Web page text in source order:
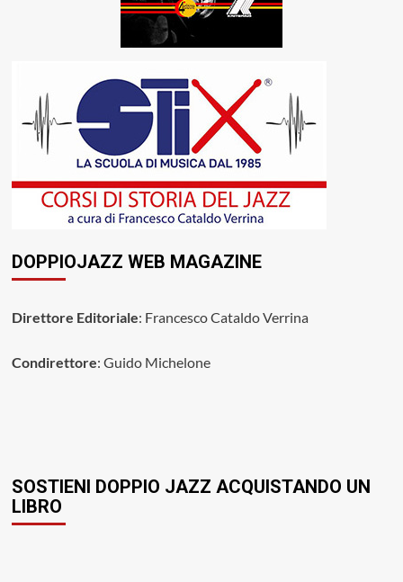
DOPPIOJAZZ WEB MAGAZINE
Direttore Editoriale: Francesco Cataldo Verrina
Condirettore: Guido Michelone
SOSTIENI DOPPIO JAZZ ACQUISTANDO UN
LIBRO